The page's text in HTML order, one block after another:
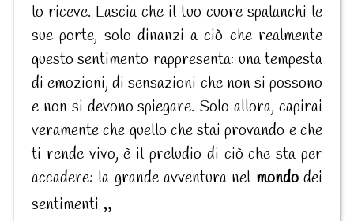
lo riceve. Lascia che il tuo cuore spalanchi le
sue porte, solo dinanzi a ciò che realmente
questo sentimento rappresenta: una tempesta
di emozioni, di sensazioni che non si possono
e non si devono spiegare. Solo allora, capirai
veramente che quello che stai provando e che
ti rende vivo, è il preludio di ciò che sta per
accadere: la grande avventura nel mondodei
sentimenti